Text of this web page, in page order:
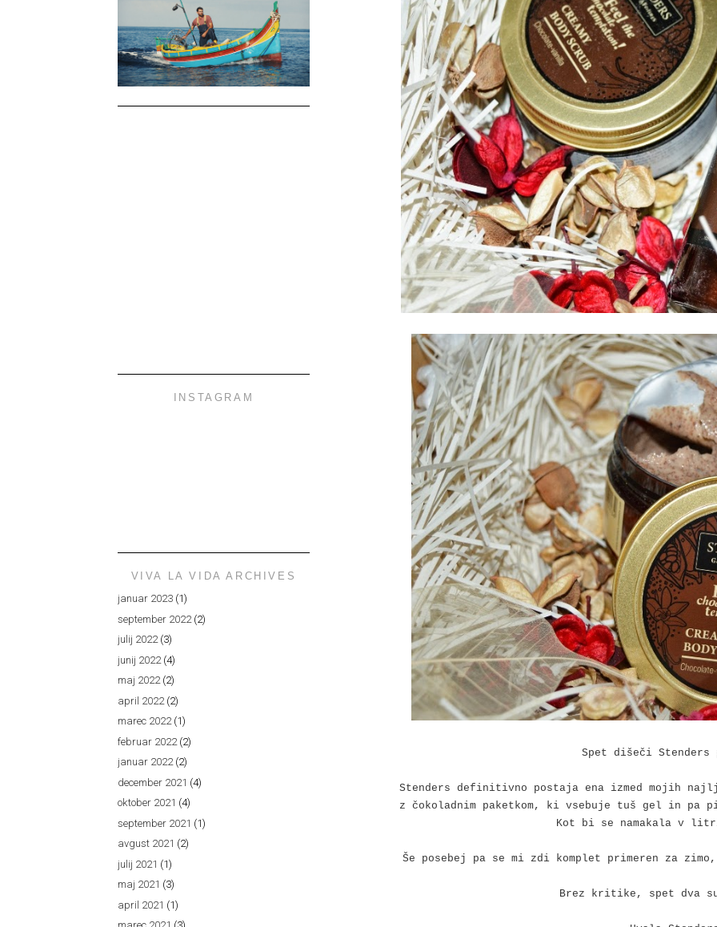
Spet dišeči
Stenders definitivno postaja ena izmed mojih
z čokoladnim paketkom, ki vsebuje tuš gel in pa
Kot bi se namakala v
Še posebej pa se mi zdi komplet primeren za
Brez kritike, spet dva
INSTAGRAM
VIVA LA VIDA ARCHIVES
januar 2023 (1)
september 2022 (2)
julij 2022(3)
junij 2022 (4)
maj 2022(2)
april 2022 (2)
marec 2022(1)
februar 2022 (2)
januar 2022(2)
december 2021 (4)
oktober 2021 (4)
september 2021 (1)
avgust 2021 (2)
julij 2021 (1)
maj 2021 (3)
april 2021 (1)